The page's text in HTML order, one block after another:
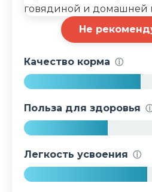
Не
Качество корма ⓘ
Польза для здоровья
Легкость усвоения ⓘ